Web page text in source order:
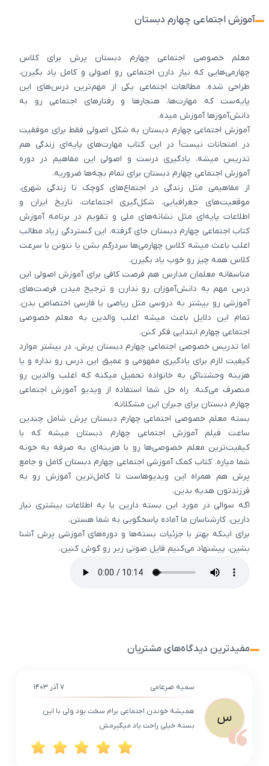
آموزش اجتماعی چهارم دبستان
معلم خصوصی اجتماعی چهارم دبستان پرش برای کلاس
چهارمی‌هایی که نیاز دارن اجتماعی رو اصولی و کامل یاد بگیرن،
طراحی شده. مطالعات اجتماعی یکی از مهم‌ترین درس‌های این
پایه‌ست که مهارت‌‌ها، هنجارها و رفتارهای اجتماعی رو به
دانش‌آموزها آموزش میده.
آموزش اجتماعی چهارم دبستان به شکل اصولی فقط برای موفقیت
در امتحانات نیست! در این کتاب مهارت‌های پایه‌ای زندگی هم
تدریس میشه. یادگیری درست و اصولی این مفاهیم در دوره
آموزش اجتماعی چهارم دبستان برای تمام بچه‌ها ضروریه.
از مفاهیمی مثل زندگی در اجتماع‌های کوچک تا زندگی شهری،
موقعیت‌های جغرافیایی، شکل‌گیری اجتماعات، تاریخ ایران و
اطلاعات پایه‌ای مثل نشانه‌های ملی و تقویم در برنامه آموزش
کتاب اجتماعی چهارم دبستان جای گرفته. این گستردگی زیاد مطالب
اغلب باعث میشه کلاس چهارمی‌ها سردرگم بشن یا نتونن با سرعت
کلاس همه چیز رو خوب یاد بگیرن.
متاسفانه معلمان مدارس هم فرصت کافی برای آموزش اصولی این
درس مهم به دانش‌آموزان رو ندارن و ترجیح میدن فرصت‌های
آموزشی رو بیشتر به دروسی مثل ریاضی یا فارسی اختصاص بدن.
تمام این دلایل باعث میشه اغلب والدین به معلم خصوصی
اجتماعی چهارم ابتدایی فکر کنن.
اما تدریس خصوصی اجتماعی چهارم دبستان پرش، در بیشتر موارد
کیفیت لازم برای یادگیری مفهومی و عمیق این درس رو نداره و یا
هزینه وحشتناکی به خانواده تحمیل میکنه که اغلب والدین رو
منصرف می‌کنه. راه حل شما استفاده از ویدیو آموزش اجتماعی
چهارم دبستان برای جبران این مشکلاته.
بسته معلم خصوصی اجتماعی چهارم دبستان پرش شامل چندین
ساعت فیلم آموزش اجتماعی چهارم دبستان میشه که با
کیفیت‌ترین معلم خصوصی‌ها رو با هزینه‌ای به صرفه به خونه
شما میاره. کتاب کمک آموزشی اجتماعی چهارم دبستان کامل و جامع
پرش هم همراه این ویدیوهاست تا کامل‌ترین آموزش رو به
فرزندتون هدیه بدین.
اگه سوالی در مورد این بسته دارین یا به اطلاعات بیشتری نیاز
دارین، کارشناسان ما آماده پاسخگویی به شما هستن.
برای اینکه بهتر با جزئیات بسته‌ها و دوره‌های آموزشی پرش آشنا
بشین، پیشنهاد می‌کنیم فایل صوتی زیر رو گوش کنین.
مفیدترین دیدگاه‌های مشتریان
س
سمیه ضرغامی ۷ آذر ۱۴۰۳
همیشه خوندن اجتماعی برام سخت بود ولی با این
بسته خیلی راحت یاد میگیرمش